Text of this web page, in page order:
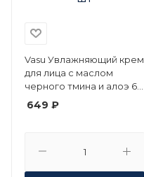
Vasu Увлажняющий крем
для лица с маслом
черного тмина и алоэ 60
г 2 шт
649 ₽